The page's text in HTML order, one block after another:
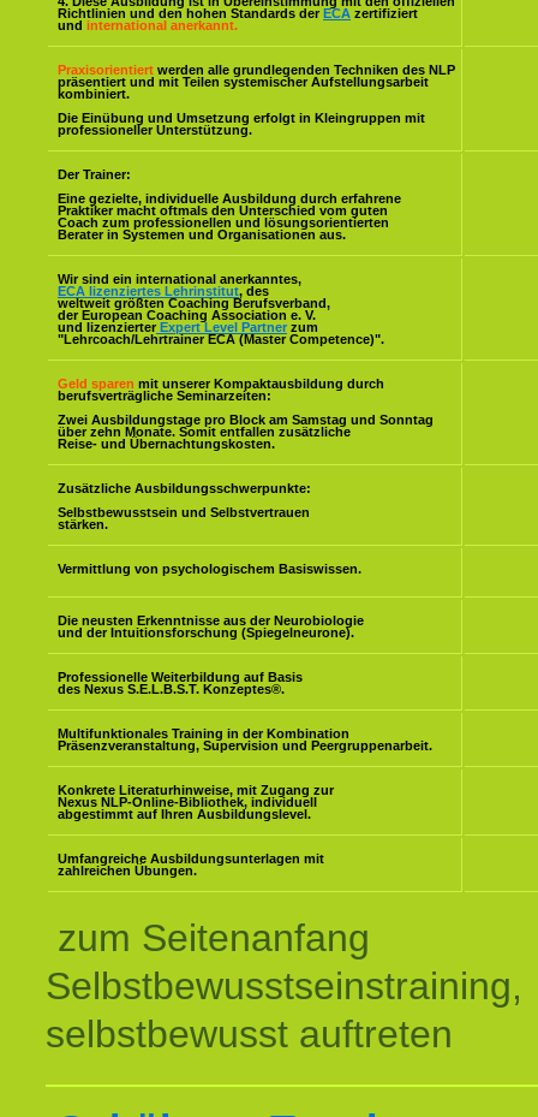
Richtlinien und den hohen Standards der ECA zertifiziert
und international anerkannt.
Praxisorientiert werden alle grundlegenden Techniken des NLP
präsentiert und mit Teilen systemischer Aufstellungsarbeit
kombiniert.
Die Einübung und Umsetzung erfolgt in Kleingruppen mit
professioneller Unterstützung.
Der Trainer:
Eine gezielte, individuelle Ausbildung durch erfahrene
Praktiker macht oftmals den Unterschied vom guten
Coach zum professionellen und lösungsorientierten
Berater in Systemen und Organisationen aus.
Wir sind ein international anerkanntes,
ECA lizenziertes Lehrinstitut, des
weltweit größten Coaching Berufsverband,
der European Coaching Association e. V.
und lizenzierter Expert Level Partner zum
"Lehrcoach/Lehrtrainer ECA (Master Competence)".
Geld sparen mit unserer Kompaktausbildung durch
berufsverträgliche Seminarzeiten:
Zwei Ausbildungstage pro Block am Samstag und Sonntag
über zehn Monate. Somit entfallen zusätzliche
Reise- und Übernachtungskosten.
Zusätzliche Ausbildungsschwerpunkte:
Selbstbewusstsein und Selbstvertrauen
stärken.
Vermittlung von psychologischem Basiswissen.
Die neusten Erkenntnisse aus der Neurobiologie
und der Intuitionsforschung (Spiegelneurone).
Professionelle Weiterbildung auf Basis
des Nexus S.E.L.B.S.T. Konzeptes®.
Multifunktionales Training in der Kombination
Präsenzveranstaltung, Supervision und Peergruppenarbeit.
Konkrete Literaturhinweise, mit Zugang zur
Nexus NLP-Online-Bibliothek, individuell
abgestimmt auf Ihren Ausbildungslevel.
Umfangreiche Ausbildungsunterlagen mit
zahlreichen Übungen.
zum Seitenanfang
Selbstbewusstseinstraining,
selbstbewusst auftreten